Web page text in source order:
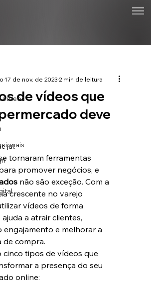
vídeosde vídeos que
deve
17 de nov. de 20232 min de leitura
jul.
tornaram ferramentas
promover negócios, e
não são exceção. Com a
crescente no varejo
vídeos de forma
a atrair clientes,
engajamento e melhorar a
de compra.
cinco tipos de vídeos que
a presença do seu
online: